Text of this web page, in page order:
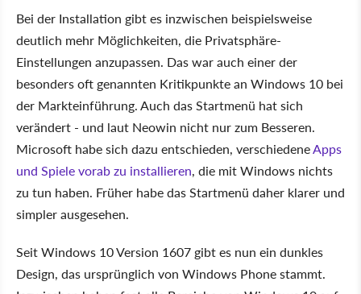
Bei der Installation gibt es inzwischen beispielsweise
deutlich mehr Möglichkeiten, die Privatsphäre-
Einstellungen anzupassen. Das war auch einer der
besonders oft genannten Kritikpunkte an Windows 10 bei
der Markteinführung. Auch das Startmenü hat sich
verändert - und laut Neowin nicht nur zum Besseren.
Microsoft habe sich dazu entschieden, verschiedeneApps
und Spiele vorab zu installieren, die mit Windows nichts
zu tun haben. Früher habe das Startmenü daher klarer und
simpler ausgesehen.
Seit Windows 10 Version 1607 gibt es nun ein dunkles
Design, das ursprünglich von Windows Phone stammt.